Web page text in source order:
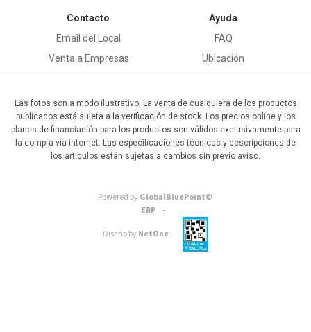
Contacto
Email del Local
Venta a Empresas
Ayuda
FAQ
Ubicación
Las fotos son a modo ilustrativo. La venta de cualquiera de los productos
publicados está sujeta a la verificación de stock. Los precios online y los
planes de financiación para los productos son válidos exclusivamente para
la compra vía internet. Las especificaciones técnicas y descripciones de
los artículos están sujetas a cambios sin previo aviso.
Powered byGlobalBluePoint©
ERP -
Diseño byNetOne